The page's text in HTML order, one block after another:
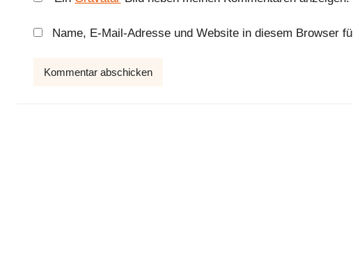
Name, E-Mail-Adresse und Website in diesem Browser